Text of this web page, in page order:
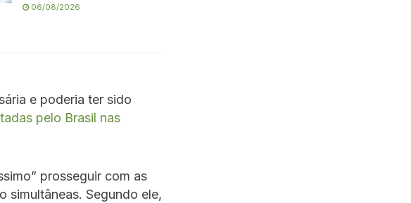
06/08/2026
e poderia ter sido
pelo Brasil nas
prosseguir com as
simultâneas. Segundo ele,